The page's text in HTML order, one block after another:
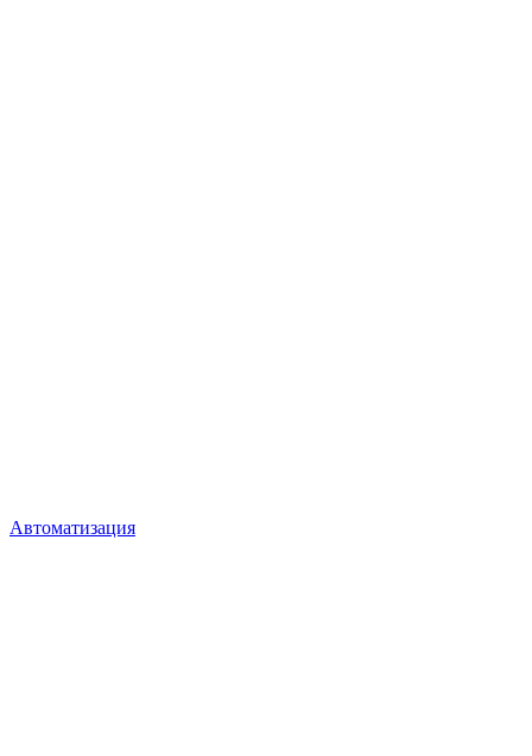
Автоматизация